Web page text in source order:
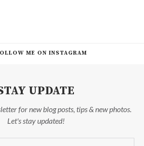
ME ON INSTAGRAM
UPDATE
for new blog posts, tips & new photos.
Let's stay updated!